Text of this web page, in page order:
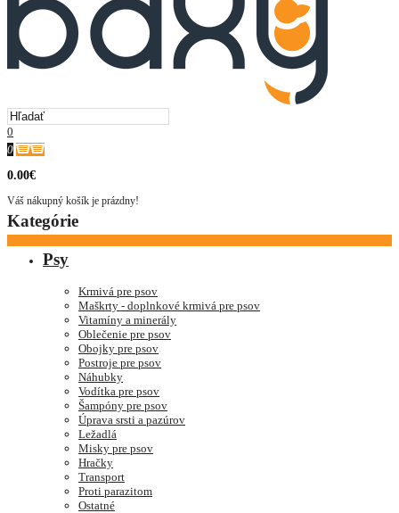
0
0
0.00€
Váš nákupný košík je prázdny!
Kategórie
Psy
Krmivá pre psov
Maškrty - doplnkové krmivá pre psov
Vitamíny a minerály
Oblečenie pre psov
Obojky pre psov
Postroje pre psov
Náhubky
Vodítka pre psov
Šampóny pre psov
Úprava srsti a pazúrov
Ležadlá
Misky pre psov
Hračky
Transport
Proti parazitom
Ostatné